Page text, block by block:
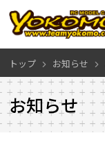
トップ お知らせ
お知らせ